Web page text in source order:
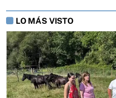
LO MÁS VISTO